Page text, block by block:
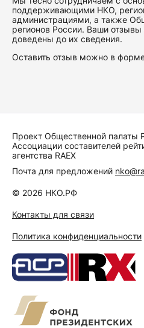
поддерживающими НКО,
администрациями, а также
регионов России. Ваши отзывы
доведены до их сведения.
Оставить отзыв можно в
Проект Общественной
Ассоциации составителей
агентства RAEX
Почта для предложений
© 2026 НКО.РФ
Контакты для связи
Политика конфиденциальности